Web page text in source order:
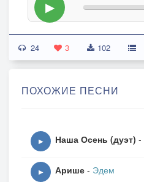
▶
24 3 102
ПОХОЖИЕ ПЕСНИ
▶ Наша Осень (дуэт) -
▶ Арише - Эдем